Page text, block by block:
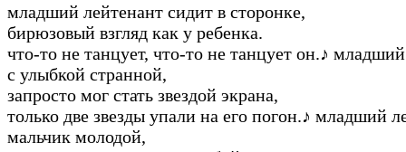
младший лейтенант сидит в сторонке,
бирюзовый взгляд как у ребенка.
что-то не танцует, что-то не танцует он.♪ младший
с улыбкой странной,
запросто мог стать звездой экрана,
только две звезды упали на его погон.♪ младший
мальчик молодой,